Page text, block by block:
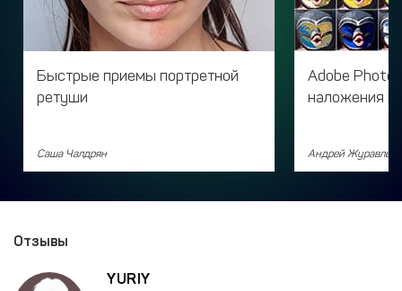
Быстрые приемы портретной
ретуши
Саша Чалдрян
Adobe
наложения
Андрей Журавлев
Отзывы
YURIY